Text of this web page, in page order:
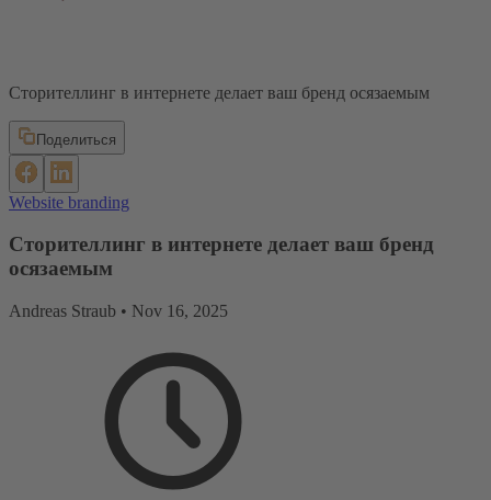
Сторителлинг в интернете делает ваш бренд осязаемым
Поделиться
Website branding
Сторителлинг в интернете делает ваш бренд
осязаемым
Andreas Straub • Nov 16, 2025